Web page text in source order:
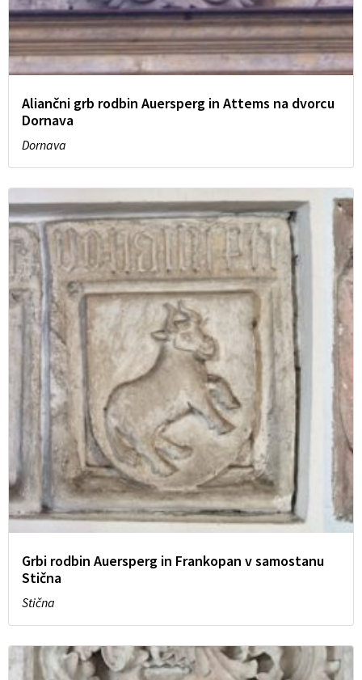
Aliančni grb rodbin Auersperg in Attems na dvorcu
Dornava
Dornava
Grbi rodbin Auersperg in Frankopan v samostanu
Stična
Stična